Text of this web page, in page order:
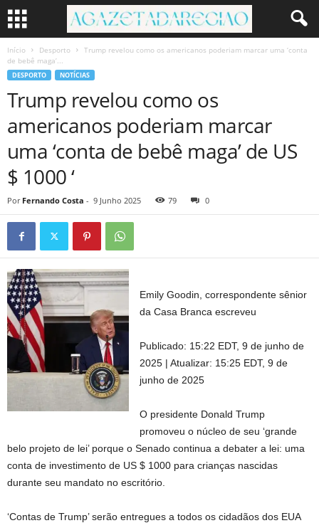
Início Desporto
Trump revelou como os americanos poderiam marcar uma ‘conta
de bebê maga’...
DESPORTO NOTÍCIAS
Trump revelou como os
americanos poderiam marcar
uma ‘conta de bebê maga’ de US
$ 1000 ‘
Por Fernando Costa - 9 Junho 2025 79 0
Emily Goodin, correspondente sênior
da Casa Branca escreveu
Publicado: 15:22 EDT, 9 de junho de
2025 |Atualizar: 15:25 EDT, 9 de
junho de 2025
O presidente Donald Trump
promoveu o núcleo de seu ‘grande
belo projeto de lei’ porque o Senado continua a debater a lei: uma
conta de investimento de US $ 1000 para crianças nascidas
durante seu mandato no escritório.
‘Contas de Trump’ serão entregues a todos os cidadãos dos EUA